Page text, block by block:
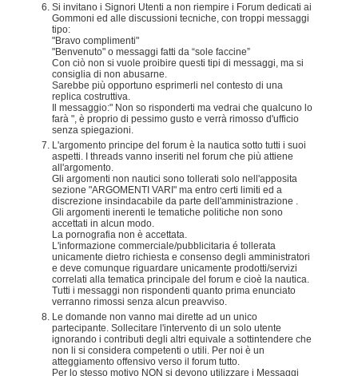
Si invitano i Signori Utenti a non riempire i Forum dedicati ai
Gommoni ed alle discussioni tecniche, con troppi messaggi
tipo:
"Bravo complimenti"
"Benvenuto" o messaggi fatti da “sole faccine”
Con ciò non si vuole proibire questi tipi di messaggi, ma si
consiglia di non abusarne.
Sarebbe più opportuno esprimerli nel contesto di una
replica costruttiva.
Il messaggio:" Non so risponderti ma vedrai che qualcuno lo
farà ", è proprio di pessimo gusto e verrà rimosso d'ufficio
senza spiegazioni.
L'argomento principe del forum è la nautica sotto tutti i suoi
aspetti. I threads vanno inseriti nel forum che più attiene
all'argomento.
Gli argomenti non nautici sono tollerati solo nell'apposita
sezione "ARGOMENTI VARI" ma entro certi limiti ed a
discrezione insindacabile da parte dell'amministrazione .
Gli argomenti inerenti le tematiche politiche non sono
accettati in alcun modo.
La pornografia non è accettata.
L'informazione commerciale/pubblicitaria é tollerata
unicamente dietro richiesta e consenso degli amministratori
e deve comunque riguardare unicamente prodotti/servizi
correlati alla tematica principale del forum e cioè la nautica.
Tutti i messaggi non rispondenti quanto prima enunciato
verranno rimossi senza alcun preavviso.
Le domande non vanno mai dirette ad un unico
partecipante. Sollecitare l'intervento di un solo utente
ignorando i contributi degli altri equivale a sottintendere che
non li si considera competenti o utili. Per noi è un
atteggiamento offensivo verso il forum tutto.
Per lo stesso motivo NON si devono utilizzare i Messaggi